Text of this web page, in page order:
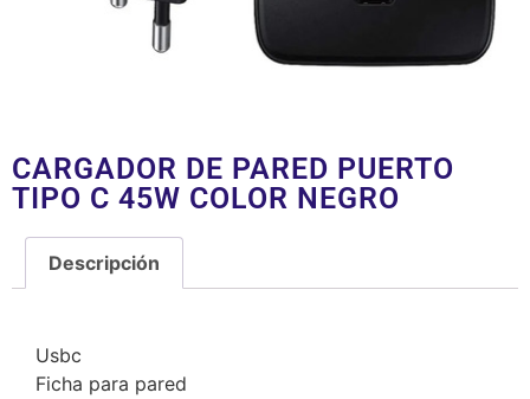
CARGADOR DE PARED PUERTO
TIPO C 45W COLOR NEGRO
Descripción
Usbc
Ficha para pared